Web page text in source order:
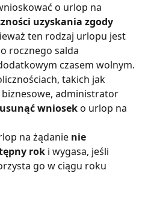
o urlop na
uzyskania zgody
ten rodzaj urlopu jest
rocznego salda
czasem wolnym.
takich jak
administrator
wniosek o urlop na
na żądanie nie
rok i wygasa, jeśli
go w ciągu roku